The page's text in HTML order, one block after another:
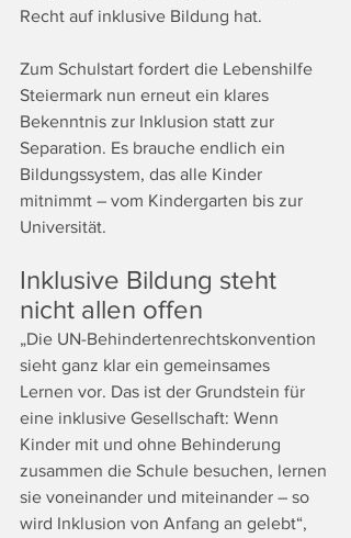
Recht auf inklusive Bildung hat.
Zum Schulstart fordert die Lebenshilfe
Steiermark nun erneut ein klares
Bekenntnis zur Inklusion statt zur
Separation. Es brauche endlich ein
Bildungssystem, das alle Kinder
mitnimmt – vom Kindergarten bis zur
Universität.
Inklusive Bildung steht
nicht allen offen
„Die UN-Behindertenrechtskonvention
sieht ganz klar ein gemeinsames
Lernen vor. Das ist der Grundstein für
eine inklusive Gesellschaft: Wenn
Kinder mit und ohne Behinderung
zusammen die Schule besuchen, lernen
sie voneinander und miteinander – so
wird Inklusion von Anfang an gelebt“,